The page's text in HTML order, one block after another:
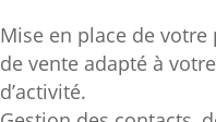
Mise en place de votre
de vente adapté à
d’activité.